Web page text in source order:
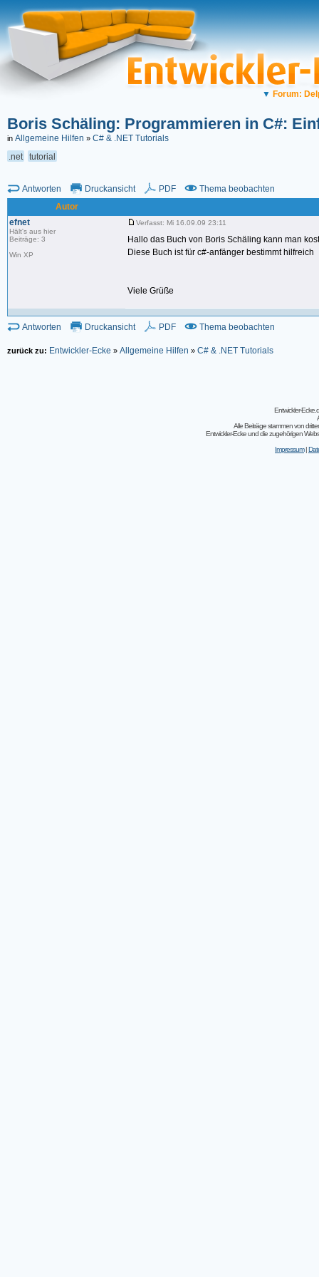
▼ Forum:
Boris Schäling: Programmieren in C#:
in Allgemeine Hilfen » C# & .NET Tutorials
.net
tutorial
Antworten Druckansicht PDF
Thema beobachten
Autor
efnet
Hält's aus hier
Beiträge: 3
Win XP
Verfasst: Mi 16.09.09 23:11
Hallo das Buch von Boris Schäling kann man
Diese Buch ist für c#-anfänger bestimmt hilfreich
Viele Grüße
Antworten Druckansicht PDF Thema beobachten
zurück zu: Entwickler-Ecke » Allgemeine Hilfen » C# & .NET Tutorials
Entwickler-
Alle Beiträge stammen von
Entwickler-Ecke und die zugehörigen
Impressum|